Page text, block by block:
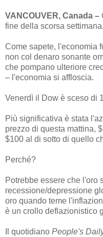
VANCOUVER, Canada –
fine della scorsa
Come sapete, l'economia
non col denaro sonante
che pompano ulteriore
– l'economia si affloscia.
Venerdì il Dow è sceso di
Più significativa è stata
prezzo di questa mattina,
$100 al di sotto di quello
Perché?
Potrebbe essere che l'oro
recessione/depressione
oro quando teme
è un crollo deflazionistico
Il quotidiano People's